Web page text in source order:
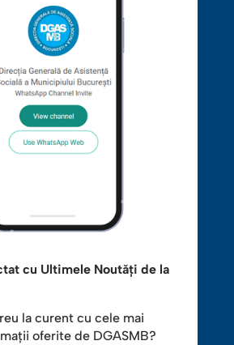
cu Ultimele Noutăți de la
la curent cu cele mai
oferite de DGASMB?